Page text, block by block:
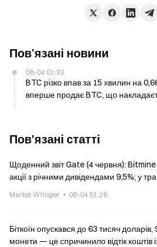
Пов’язані новини
06-04 01:33
BTC різко впав за 15 хвилин на
вперше продає BTC, що
Пов'язані статті
Щоденний звіт Gate (4 червня): Bitmine
акції з річними дивідендами 9,5%; у
Market Whisper 06-04 01:26
Біткоїн опускався до 63 тисяч
монети — це спричинило відтік коштів